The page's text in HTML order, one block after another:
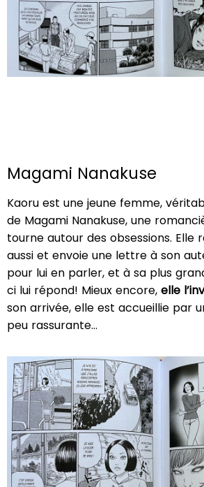
Magami Nanakuse
Kaoru est une jeune femme,
de Magami Nanakuse, une
tourne autour des obsessions. Elle
aussi et envoie une lettre à son
pour lui en parler, et à sa plus
ci lui répond! Mieux encore, elle
son arrivée, elle est accueillie par
peu rassurante…